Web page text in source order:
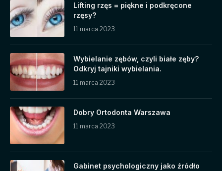
Lifting rzęs = piękne i podkręcone
rzęsy?
11 marca 2023
Wybielanie zębów, czyli białe zęby?
Odkryj tajniki wybielania.
11 marca 2023
Dobry Ortodonta Warszawa
11 marca 2023
Gabinet psychologiczny jako źródło